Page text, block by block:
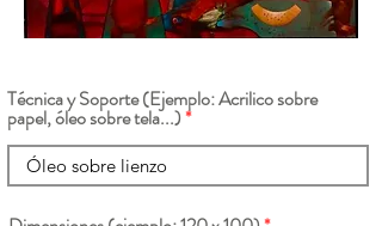
Técnica y Soporte (Ejemplo: Acrilico sobre
papel, óleo sobre tela...)